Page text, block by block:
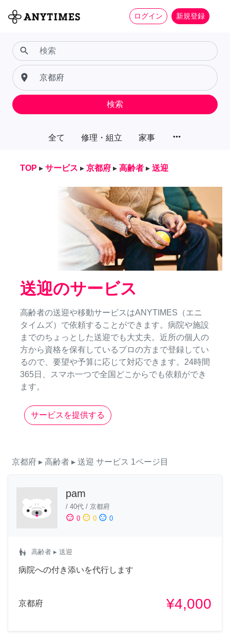
ログイン 新規登録
全て 修理・組立 家事 more_horiz
search
place
検索
TOP ▸ サービス ▸ 京都府 ▸ 高齢者 ▸ 送迎
送迎のサービス
高齢者の送迎や移動サービスはANYTIMES（エニ
タイムズ）で依頼することができます。病院や施設
までのちょっとした送迎でも大丈夫。近所の個人の
方から資格を保有しているプロの方まで登録してい
るので、要望や予算に応じて対応できます。24時間
365日、スマホ一つで全国どこからでも依頼ができ
ます。
サービスを提供する
京都府 ▸ 高齢者 ▸ 送迎 サービス 1ページ目
pam
/ 40代 / 京都府
sentiment_satisfied 0 sentiment_neutral 0 sentiment_dissatisfied 0
escalator_warning 高齢者 ▸ 送迎
病院への付き添いを代行します
京都府 ¥4,000